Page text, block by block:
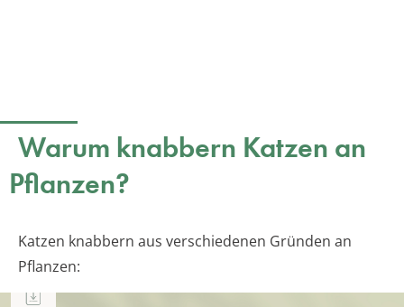
Warum knabbern Katzen an
Pflanzen?
Katzen knabbern aus verschiedenen Gründen an
Pflanzen: